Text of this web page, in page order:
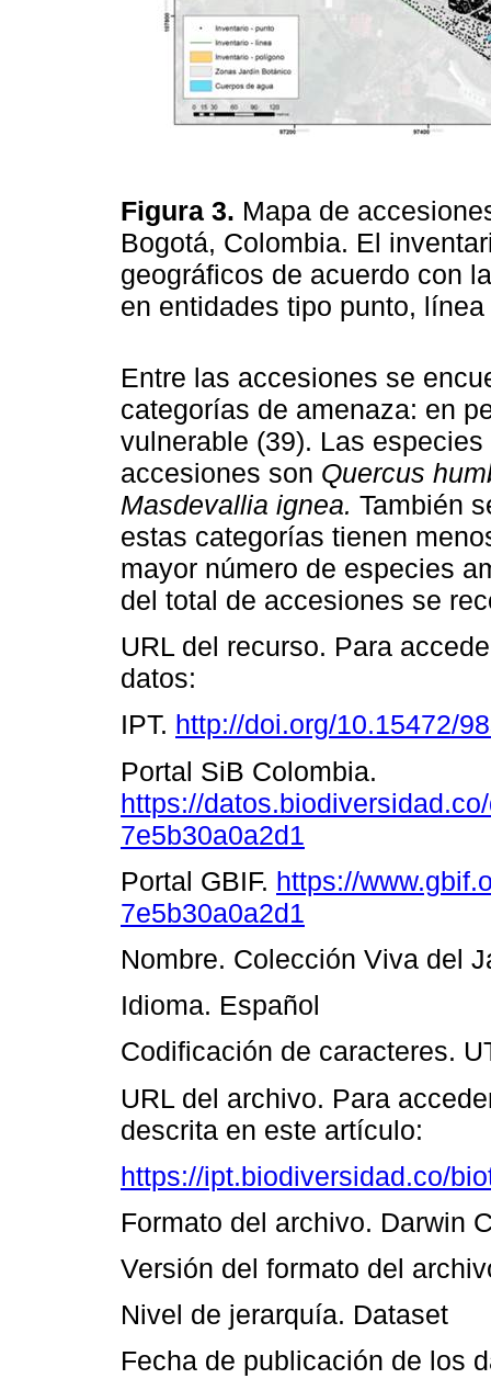
Figura 3. Mapa de
Bogotá, Colombia. El
geográficos de acuerdo con
en entidades tipo punto,
Entre las accesiones se
categorías de amenaza: en
vulnerable (39). Las
accesiones son Quercus
Masdevallia ignea. También
estas categorías tienen
mayor número de especies
del total de accesiones se
URL del recurso. Para
datos:
IPT. http://doi.org/10.15472/
Portal SiB Colombia.
https://
7e5b30a0a2d1
Portal GBIF. https://
7e5b30a0a2d1
Nombre. Colección Viva del
Idioma. Español
Codificación de caracteres.
URL del archivo. Para
descrita en este artículo:
https://ipt.biodiversidad.co/
Formato del archivo. Darwin
Versión del formato del
Nivel de jerarquía. Dataset
Fecha de publicación de los